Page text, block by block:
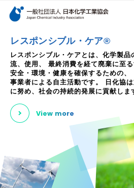
検索キーワード
レスポンシブル・ケア®
レスポンシブル・ケアとは、化学製品
流、使用、
最終消費を経て廃棄に至
安全・環境・健康を確保するための、
事業者による自主活動です。
日化協
に努め、社会の持続的発展に貢献しま
View more